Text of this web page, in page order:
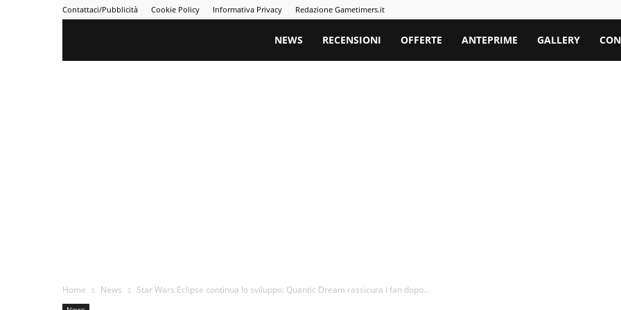
Contattaci/Pubblicità Cookie Policy Informativa Privacy Redazione Gametimers.it
Gametimers
NEWS RECENSIONI OFFERTE ANTEPRIME GALLERY
Home News Star Wars Eclipse continua lo sviluppo: Quantic Dream rassicura i fan dopo...